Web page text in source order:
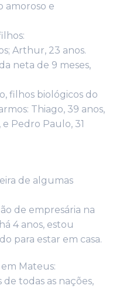
amoroso e
Arthur, 23 anos.
neta de 9 meses,
filhos biológicos do
Thiago, 39 anos,
Pedro Paulo, 31
de algumas
de empresária na
4 anos, estou
para estar em casa.
Mateus:
todas as nações,